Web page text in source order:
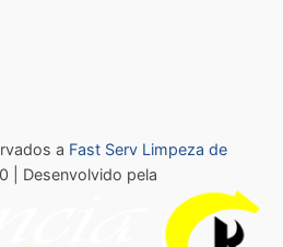
a Fast Serv Limpeza de
| Desenvolvido pela